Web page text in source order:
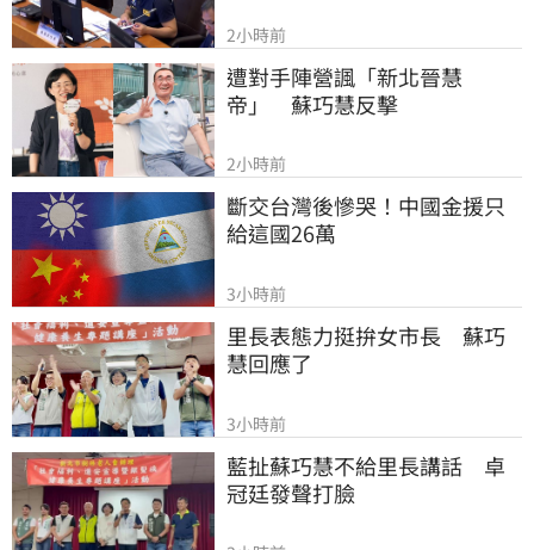
2小時前
遭對手陣營諷「新北晉慧
帝」　蘇巧慧反擊
2小時前
斷交台灣後慘哭！中國金援只
給這國26萬
3小時前
里長表態力挺拚女市長　蘇巧
慧回應了
3小時前
藍扯蘇巧慧不給里長講話　卓
冠廷發聲打臉